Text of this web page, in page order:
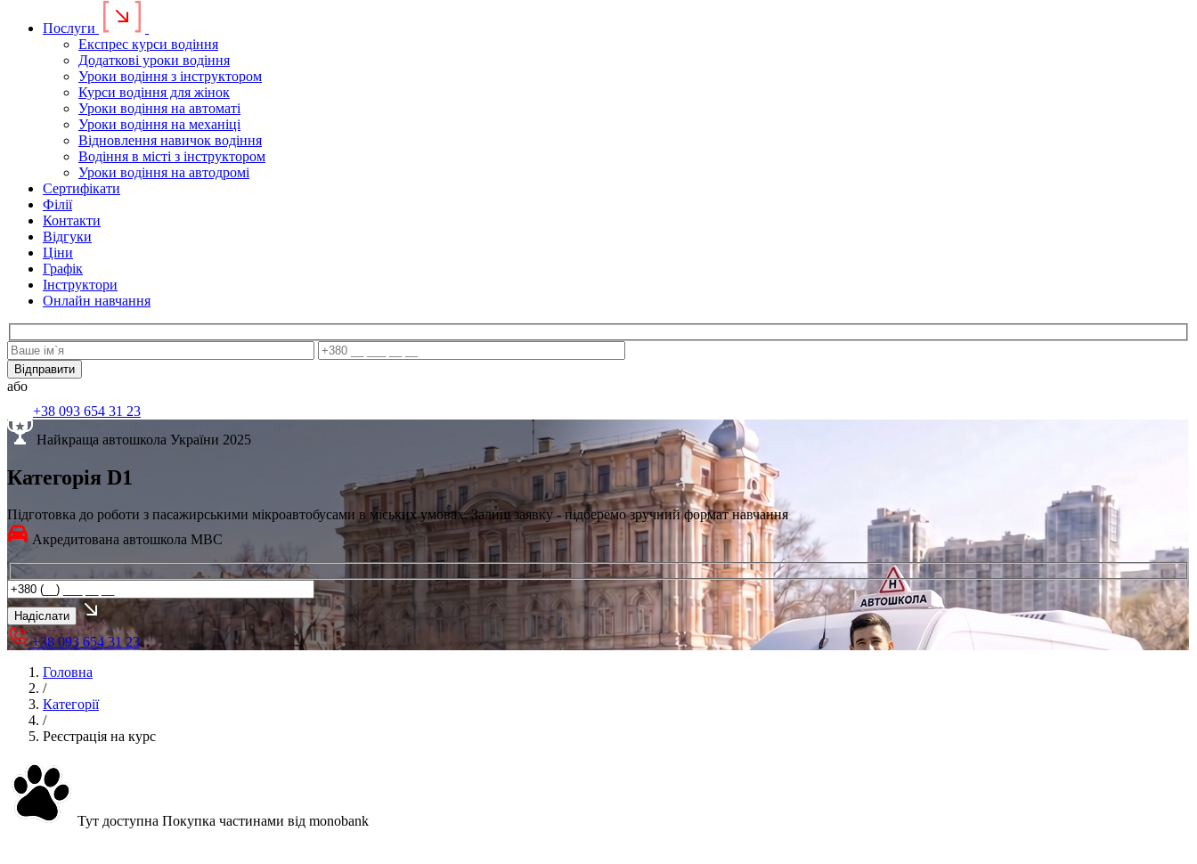
Послуги
Експрес курси водіння
Додаткові уроки водіння
Уроки водіння з інструктором
Курси водіння для жінок
Уроки водіння на автоматі
Уроки водіння на механіці
Відновлення навичок водіння
Водіння в місті з інструктором
Уроки водіння на автодромі
Сертифікати
Філії
Контакти
Відгуки
Ціни
Графік
Інструктори
Онлайн навчання
або
+38 093 654 31 23
Найкраща автошкола України 2025
Категорія D1
Підготовка до роботи з пасажирськими мікроавтобусами в міських умовах. Залиш заявку - підберемо зручний формат навчання
Акредитована автошкола МВС
+38 093 654 31 23
Головна
/
Категорії
/
Реєстрація на курс
Тут доступна Покупка частинами від monobank